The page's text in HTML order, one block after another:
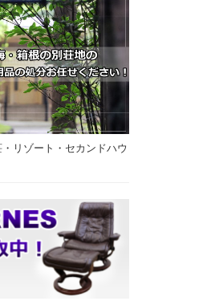
リゾート・セカンドハウ